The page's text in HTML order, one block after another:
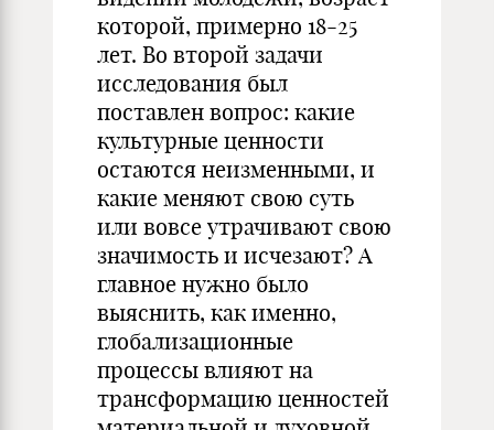
которой, примерно 18-25
лет. Во второй задачи
исследования был
поставлен вопрос: какие
культурные ценности
остаются неизменными, и
какие меняют свою суть
или вовсе утрачивают свою
значимость и исчезают? А
главное нужно было
выяснить, как именно,
глобализационные
процессы влияют на
трансформацию ценностей